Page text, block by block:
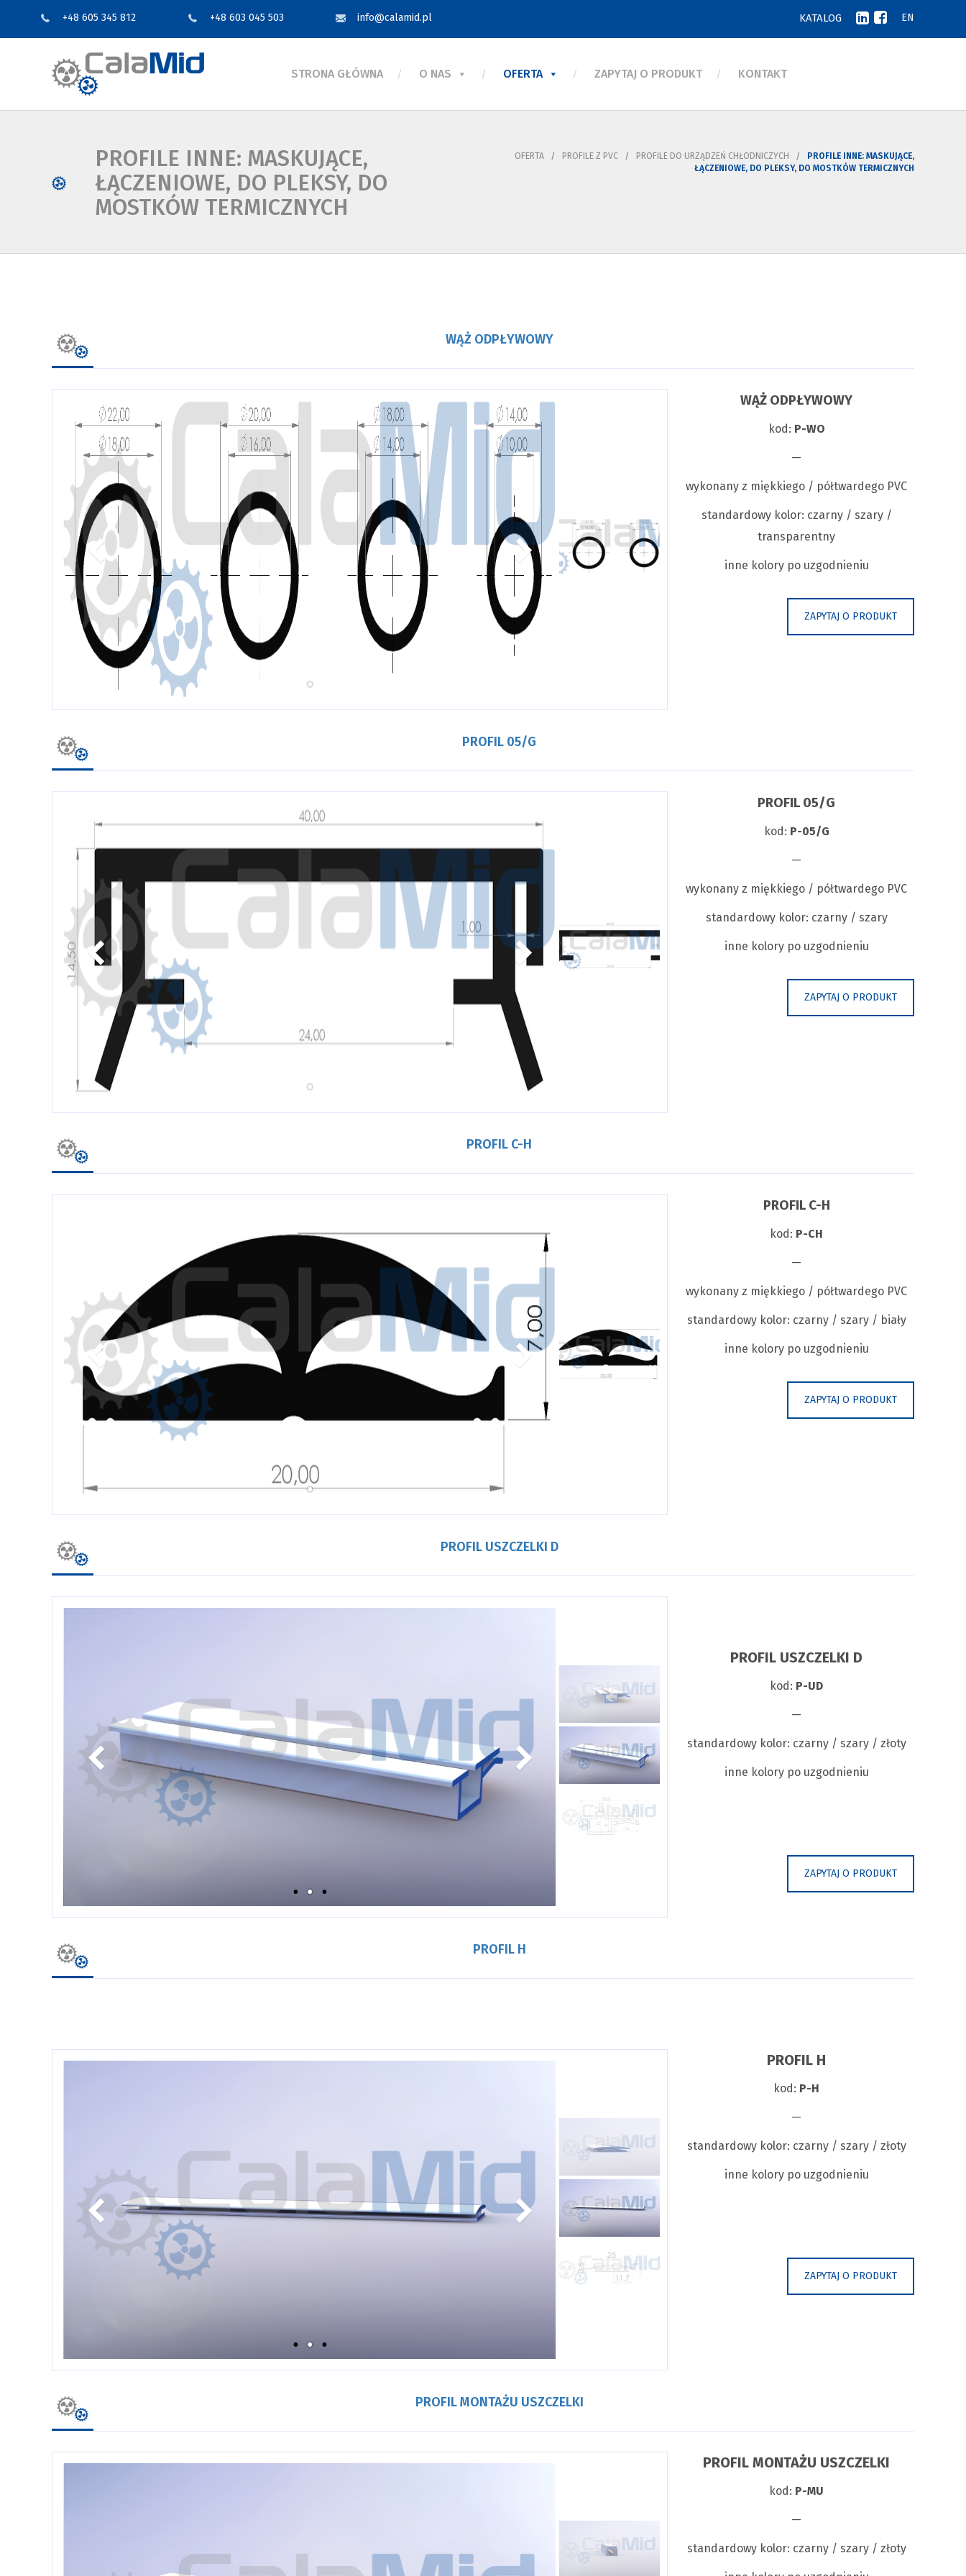
+48 605 345 812 +48 603 045 503 info@calamid.pl EN
KATALOG
STRONA GŁÓWNA O NAS OFERTA ZAPYTAJ O PRODUKT KONTAKT
PROFILE INNE: MASKUJĄCE,
ŁĄCZENIOWE, DO PLEKSY, DO
MOSTKÓW TERMICZNYCH
OFERTA PROFILE Z PVC PROFILE DO URZĄDZEŃ CHŁODNICZYCH
PROFILE INNE: MASKUJĄCE,
ŁĄCZENIOWE, DO PLEKSY, DO MOSTKÓW TERMICZNYCH
WĄŻ ODPŁYWOWY
WĄŻ ODPŁYWOWY
kod: P-WO
—
wykonany z miękkiego / półtwardego PVC
standardowy kolor: czarny / szary /
transparentny
inne kolory po uzgodnieniu
ZAPYTAJ O PRODUKT
PROFIL 05/G
PROFIL 05/G
kod: P-05/G
—
wykonany z miękkiego / półtwardego PVC
standardowy kolor: czarny / szary
inne kolory po uzgodnieniu
ZAPYTAJ O PRODUKT
PROFIL C-H
PROFIL C-H
kod: P-CH
—
wykonany z miękkiego / półtwardego PVC
standardowy kolor: czarny / szary / biały
inne kolory po uzgodnieniu
ZAPYTAJ O PRODUKT
PROFIL USZCZELKI D
PROFIL USZCZELKI D
kod: P-UD
—
standardowy kolor: czarny / szary / złoty
inne kolory po uzgodnieniu
ZAPYTAJ O PRODUKT
PROFIL H
PROFIL H
kod: P-H
—
standardowy kolor: czarny / szary / złoty
inne kolory po uzgodnieniu
ZAPYTAJ O PRODUKT
PROFIL MONTAŻU USZCZELKI
PROFIL MONTAŻU USZCZELKI
kod: P-MU
—
standardowy kolor: czarny / szary / złoty